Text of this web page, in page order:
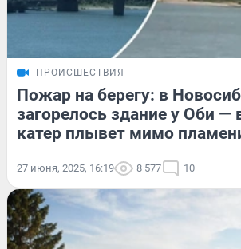
ПРОИСШЕСТВИЯ
Пожар на берегу: в
загорелось здание у Оби —
катер плывет мимо
27 июня, 2025, 16:19 8 577 10